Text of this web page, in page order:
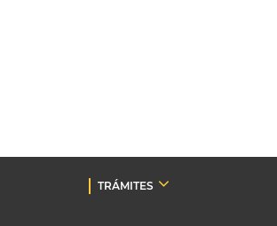
TRÁMITES